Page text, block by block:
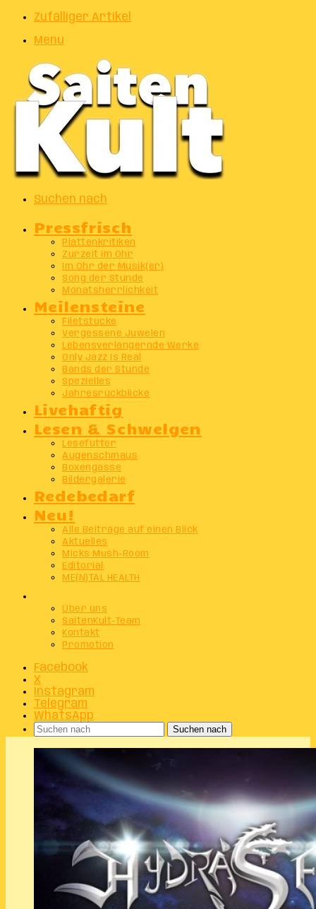
Zufälliger Artikel
Menu
Suchen nach
Pressfrisch
Plattenkritiken
Zurzeit im Ohr
Im Ohr der Musik(er)
Song der Stunde
Monatsherrlichkeit
Meilensteine
Filetstücke
Vergessene Juwelen
Lebensverlängernde Werke
Only Jazz Is Real
Bands der Stunde
Spezielles
Jahresrückblicke
Livehaftig
Lesen & Schwelgen
Lesefutter
Augenschmaus
Boxengasse
Bildergalerie
Redebedarf
Neu!
Alle Beiträge auf einen Blick
Aktuelles
Micks Mush-Room
Editorial
ME(N)TAL HEALTH
Über uns
SaitenKult-Team
Kontakt
Promotion
Facebook
X
Instagram
Telegram
WhatsApp
Suchen nach